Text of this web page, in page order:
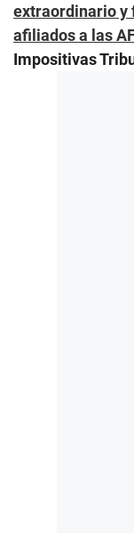
extraordinario y
afiliados a las
Impositivas